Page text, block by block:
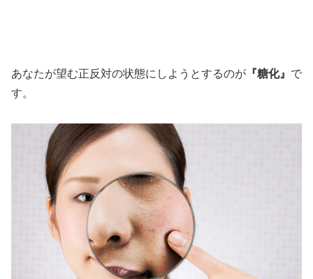
あなたが望む正反対の状態にしようとするのが 『糖化』 で
す。